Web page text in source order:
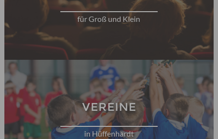
für Groß und Klein
VEREINE
in Hüffenhardt